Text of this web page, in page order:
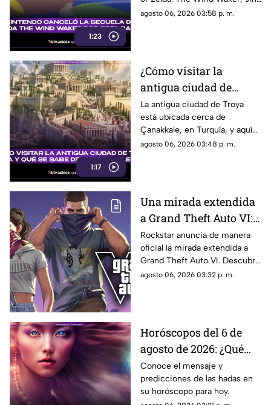
1:23
explicamos la razón
embargo, fue cancelada. Aquí
agosto 06, 2026 03:58 p. m.
1:17
¿Cómo visitar la
antigua ciudad de
Troya en Turquía y qué
se sabe de su origen
legendario?
La antigua ciudad de Troya
está ubicada cerca de
Çanakkale, en Turquía, y aquí
te explicamos todos los
agosto 06, 2026 03:48 p. m.
Una mirada extendida
a Grand Theft Auto VI:
¿Cuándo, dónde y a qué
hora de México se
estrena este adelanto
de GTA?
Rockstar anuncia de manera
oficial la mirada extendida a
Grand Theft Auto VI. Descubre
fecha, horario, dónde verla y
agosto 06, 2026 03:32 p. m.
Horóscopos del 6 de
agosto de 2026: ¿Qué
revelan las hadas hoy?
Conoce el mensaje y
predicciones de las hadas en
su horóscopo para hoy.